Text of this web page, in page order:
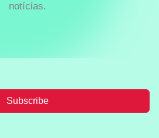
notícias.
Subscribe